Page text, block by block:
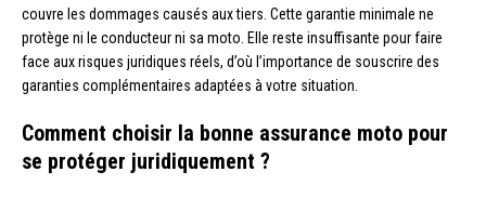
couvre les dommages causés aux tiers. Cette garantie minimale ne
protège ni le conducteur ni sa moto. Elle reste insuffisante pour faire
face aux risques juridiques réels, d’où l’importance de souscrire des
garanties complémentaires adaptées à votre situation.
Comment choisir la bonne assurance moto pour
se protéger juridiquement ?